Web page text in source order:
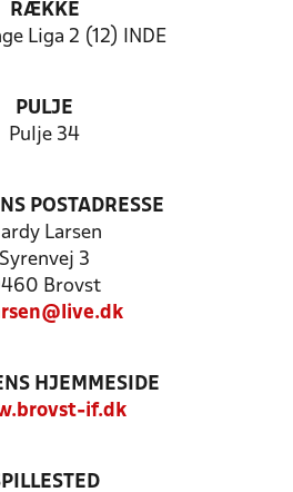
RÆKKE
Liga 2 (12) INDE
PULJE
Pulje 34
POSTADRESSE
Larsen
Syrenvej 3
Brovst
HJEMMESIDE
if.dk